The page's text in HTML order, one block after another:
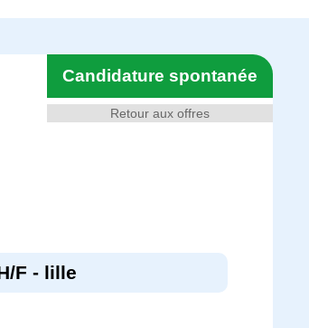
Retour aux offres
Candidature spontanée
F - lille